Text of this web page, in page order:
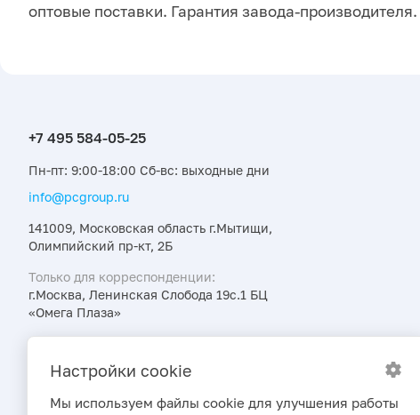
оптовые поставки. Гарантия завода-производителя.
Пн-пт: 9:00-18:00 Сб-вс: выходные дни
info@pcgroup.ru
141009, Московская область г.Мытищи,
Олимпийский пр-кт, 2Б
Только для корреспонденции:
г.Москва, Ленинская Слобода 19с.1 БЦ
«Омега Плаза»
акциях и новостях первыми
Настройки cookie
Мы используем файлы cookie для улучшения работы